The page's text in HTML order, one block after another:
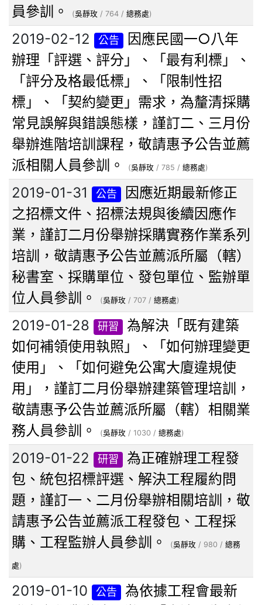
員參訓。
(吳靜玫 / 764 / 總務處)
2019-02-12 公告
因應民國一○八年
辦理「評選、評分」、「最有利標」、
「評分及格最低標」、「限制性招
標」、「契約變更」需求，為釐清採購
常見誤解與錯誤態樣，謹訂二、三月份
舉辦進階培訓課程，敬請惠予公告並薦
派相關人員參訓。
(吳靜玫 / 785 / 總務處)
2019-01-31 公告
因應近期最新修正
之招標文件、招標法規與後續因應作
業，謹訂二月份舉辦採購實務作業系列
培訓，敬請惠予公告並薦派所屬（轄）
秘書室、採購單位、發包單位、監辦單
位人員參訓。
(吳靜玫 / 707 / 總務處)
2019-01-28 研習
為解決「既有建築
如何補領使用執照」、「如何辦理變更
使用」、「如何避免公寓大廈違規使
用」，謹訂二月份舉辦建築管理培訓，
敬請惠予公告並薦派所屬（轄）相關業
務人員參訓。
(吳靜玫 / 1030 / 總務處)
2019-01-22 研習
為正確辦理工程發
包、統包招標評選、解決工程履約問
題，謹訂一、二月份舉辦相關培訓，敬
請惠予公告並薦派工程發包、工程採
購、工程監辦人員參訓。
(吳靜玫 / 980 / 總務
處)
2019-01-10 公告
為依據工程會最新